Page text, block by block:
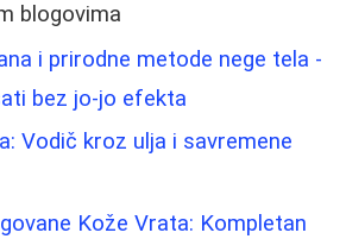
blogovima
i prirodne metode nege tela -
bez jo‑jo efekta
Vodič kroz ulja i savremene
Kože Vrata: Kompletan